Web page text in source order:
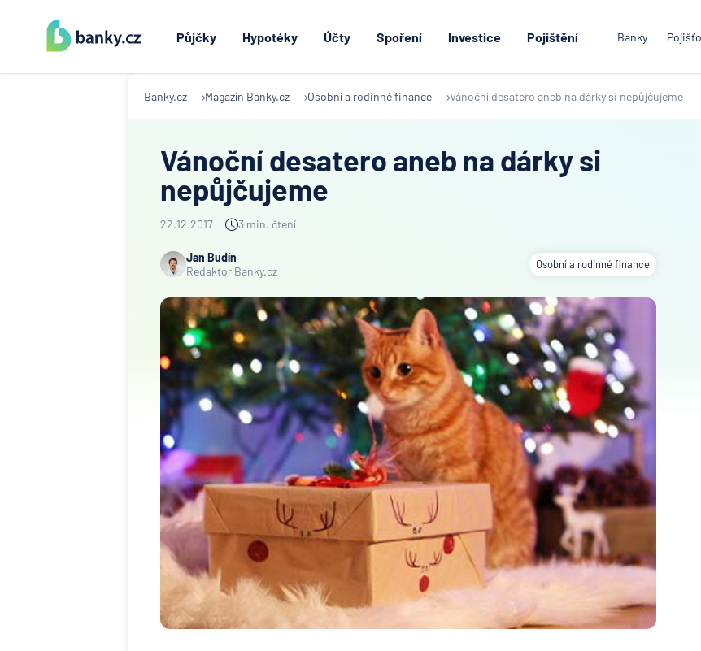
Půjčky Hypotéky Účty Spoření Investice Pojištění Banky
Banky.cz Magazín Banky.cz Osobní a rodinné finance Vánoční desatero aneb na dárky si nepůjčujeme
Vánoční desatero aneb na dárky si
nepůjčujeme
22.12.2017 3 min. čtení
Jan Budín
Redaktor Banky.cz
Osobní a rodinné finance